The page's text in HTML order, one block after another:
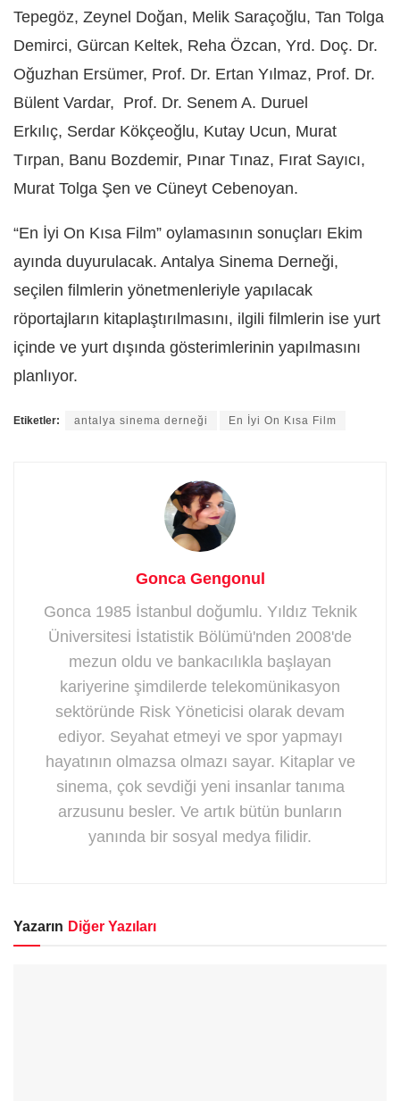
Tepegöz, Zeynel Doğan, Melik Saraçoğlu, Tan Tolga
Demirci, Gürcan Keltek, Reha Özcan, Yrd. Doç. Dr.
Oğuzhan Ersümer, Prof. Dr. Ertan Yılmaz, Prof. Dr.
Bülent Vardar, Prof. Dr. Senem A. Duruel
Erkılıç, Serdar Kökçeoğlu, Kutay Ucun, Murat
Tırpan, Banu Bozdemir, Pınar Tınaz, Fırat Sayıcı,
Murat Tolga Şen ve Cüneyt Cebenoyan.
“En İyi On Kısa Film” oylamasının sonuçları Ekim
ayında duyurulacak. Antalya Sinema Derneği,
seçilen filmlerin yönetmenleriyle yapılacak
röportajların kitaplaştırılmasını, ilgili filmlerin ise yurt
içinde ve yurt dışında gösterimlerinin yapılmasını
planlıyor.
Etiketler: antalya sinema derneği En İyi On Kısa Film
Gonca Gengonul
Gonca 1985 İstanbul doğumlu. Yıldız Teknik
Üniversitesi İstatistik Bölümü'nden 2008'de
mezun oldu ve bankacılıkla başlayan
kariyerine şimdilerde telekomünikasyon
sektöründe Risk Yöneticisi olarak devam
ediyor. Seyahat etmeyi ve spor yapmayı
hayatının olmazsa olmazı sayar. Kitaplar ve
sinema, çok sevdiği yeni insanlar tanıma
arzusunu besler. Ve artık bütün bunların
yanında bir sosyal medya filidir.
Yazarın Diğer Yazıları